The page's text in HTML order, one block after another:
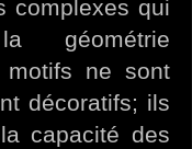
complexes qui
géométrie
motifs ne sont
décoratifs; ils
capacité des